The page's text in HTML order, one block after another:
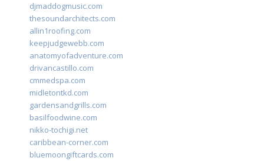
djmaddogmusic.com
thesoundarchitects.com
allin1roofing.com
keepjudgewebb.com
anatomyofadventure.com
drivancastillo.com
cmmedspa.com
midletontkd.com
gardensandgrills.com
basilfoodwine.com
nikko-tochigi.net
caribbean-corner.com
bluemoongiftcards.com